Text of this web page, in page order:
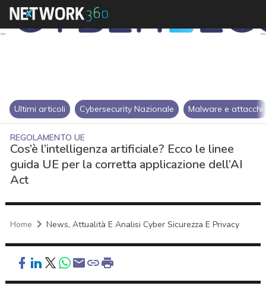
Ultimi articoli Cybersecurity Nazionale Malware e attacchi
REGOLAMENTO UE
Cos’è l’intelligenza artificiale? Ecco le linee
guida UE per la corretta applicazione dell’AI
Act
Home News, Attualità E Analisi Cyber Sicurezza E Privacy